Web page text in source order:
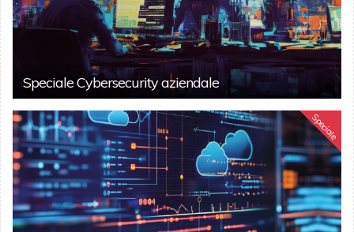
Speciale Cybersecurity aziendale
Speciale